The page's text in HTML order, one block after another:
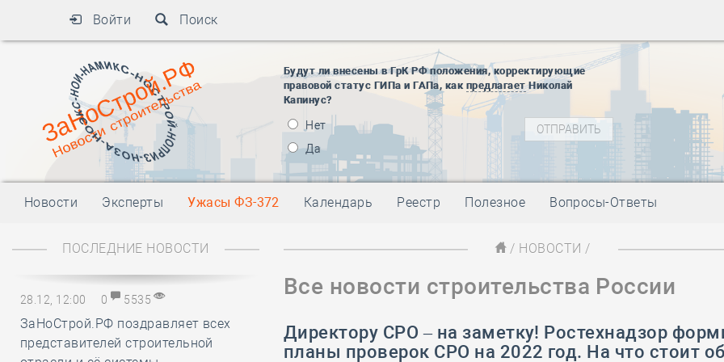
Войти Поиск
Будут ли внесены в ГрК РФ положения, корректирующие
правовой статус ГИПа и ГАПа, как предлагаетНиколай
Капинус?
Нет
Да
27 января
блокады
01 мая-
09 мая -
10 ноября
01 мая -
09 мая-
Новости Эксперты Ужасы ФЗ-372 Календарь Реестр Полезное Вопросы-Ответы
ПОСЛЕДНИЕ НОВОСТИ
28.12, 12:00 0 5535
ЗаНоСтрой.РФ поздравляет всех
представителей строительной
/ НОВОСТИ /
Все новости строительства России
Директору СРО – на заметку! Ростехнадзор
планы проверок СРО на 2022 год. На что стоит